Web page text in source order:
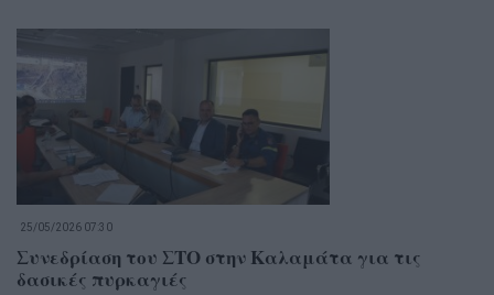
25/05/2026 07:30
Συνεδρίαση του ΣΤΟ στην Καλαμάτα για τις
δασικές πυρκαγιές